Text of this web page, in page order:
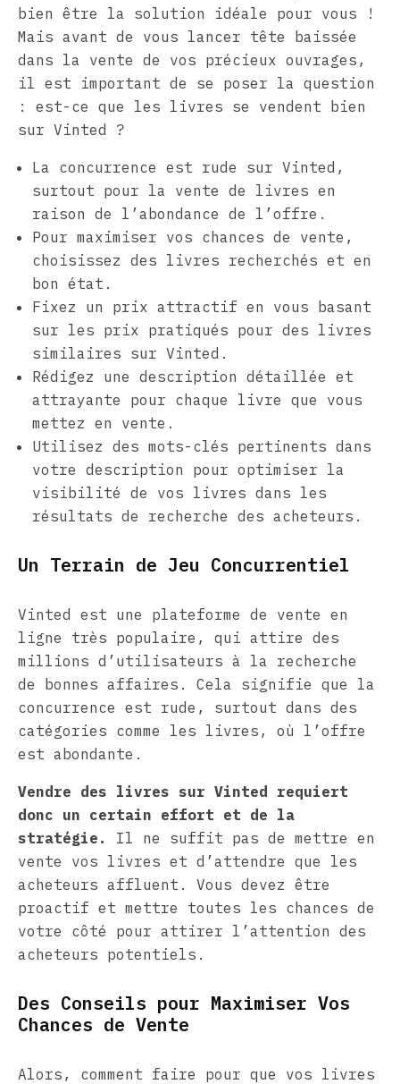
bien être la solution idéale pour vous !
Mais avant de vous lancer tête baissée
dans la vente de vos précieux ouvrages,
il est important de se poser la question
: est-ce que les livres se vendent bien
sur Vinted ?
La concurrence est rude sur Vinted,
surtout pour la vente de livres en
raison de l’abondance de l’offre.
Pour maximiser vos chances de vente,
choisissez des livres recherchés et en
bon état.
Fixez un prix attractif en vous basant
sur les prix pratiqués pour des livres
similaires sur Vinted.
Rédigez une description détaillée et
attrayante pour chaque livre que vous
mettez en vente.
Utilisez des mots-clés pertinents dans
votre description pour optimiser la
visibilité de vos livres dans les
résultats de recherche des acheteurs.
Un Terrain de Jeu Concurrentiel
Vinted est une plateforme de vente en
ligne très populaire, qui attire des
millions d’utilisateurs à la recherche
de bonnes affaires. Cela signifie que la
concurrence est rude, surtout dans des
catégories comme les livres, où l’offre
est abondante.
Vendre des livres sur Vinted requiert
donc un certain effort et de la
stratégie.
Il ne suffit pas de mettre en
vente vos livres et d’attendre que les
acheteurs affluent. Vous devez être
proactif et mettre toutes les chances de
votre côté pour attirer l’attention des
acheteurs potentiels.
Des Conseils pour Maximiser Vos
Chances de Vente
Alors, comment faire pour que vos livres